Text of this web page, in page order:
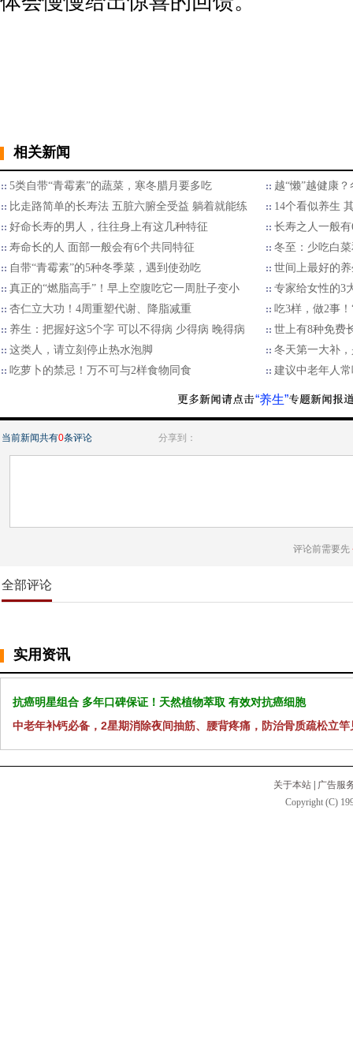
相关新闻
5类自带“青霉素”的蔬菜，寒冬腊月要多吃
越“懒”越健康
比走路简单的长寿法 五脏六腑全受益 躺着就能练
14个看似养生
好命长寿的男人，往往身上有这几种特征
长寿之人一般
寿命长的人 面部一般会有6个共同特征
冬至：少吃白
自带“青霉素”的5种冬季菜，遇到使劲吃
世间上最好的
真正的“燃脂高手”！早上空腹吃它一周肚子变小
专家给女性的3
杏仁立大功！4周重塑代谢、降脂减重
吃3样，做2事
养生：把握好这5个字 可以不得病 少得病 晚得病
世上有8种免费
这类人，请立刻停止热水泡脚
冬天第一大补
吃萝卜的禁忌！万不可与2样食物同食
建议中老年人
“养生”
当前新闻共有0条评论 分享到：
评论前需要先
全部评论
实用资讯
抗癌明星组合 多年口碑保证！天然植物萃取 有效对抗癌细胞
中老年补钙必备，2星期消除夜间抽筋、腰背疼痛，防治骨质疏松立竿
关于本站
广告服
Copyright (C)